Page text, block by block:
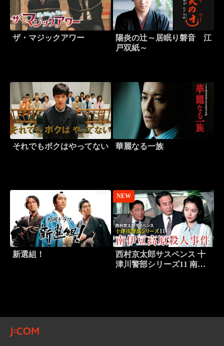
ザ・マジックアワー
陽炎の辻～居眠り磐音 江
戸双紙～
それでもボクはやってない 華麗なる一族
新選組！
NEW
西村京太郎サスペンス 十
津川警部シリーズ11 南伊